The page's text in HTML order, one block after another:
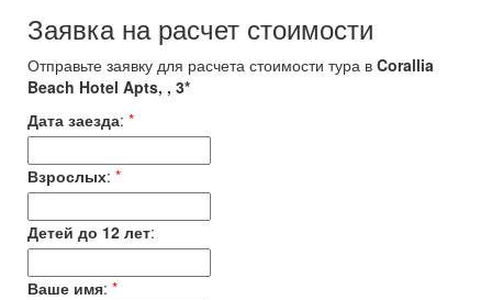
Заявка на расчет стоимости
Отправьте заявку для расчета стоимости тура в Corallia
Beach Hotel Apts, , 3*
Дата заезда: *
Взрослых: *
Детей до 12 лет:
Ваше имя: *